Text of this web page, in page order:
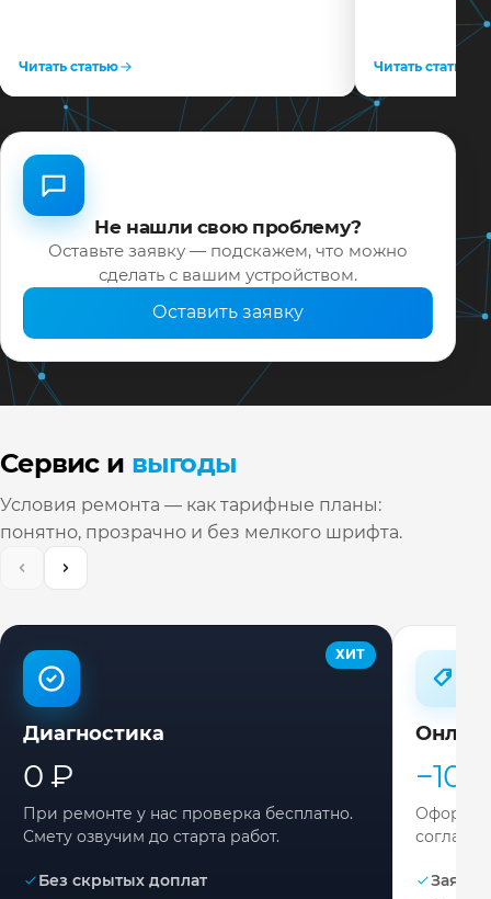
Читать статью Читать статью
Не нашли свою проблему?
Оставьте заявку — подскажем, что можно
сделать с вашим устройством.
Оставить заявку
Сервис и выгоды
Условия ремонта — как тарифные планы:
понятно, прозрачно и без мелкого шрифта.
ХИТ
Диагностика
0 ₽
При ремонте у нас проверка бесплатно.
Смету озвучим до старта работ.
Без скрытых доплат
−10%
Заявка